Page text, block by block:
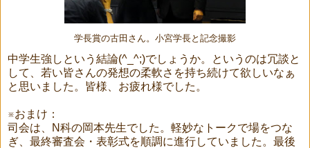
学長賞の古田さん。小宮学長と記念撮影
中学生強しという結論(^_^;)でしょうか。というのは冗談と
して、若い皆さんの発想の柔軟さを持ち続けて欲しいなぁ
と思いました。皆様、お疲れ様でした。
※おまけ：
司会は、N科の岡本先生でした。軽妙なトークで場をつな
ぎ、最終審査会・表彰式を順調に進行していました。最後